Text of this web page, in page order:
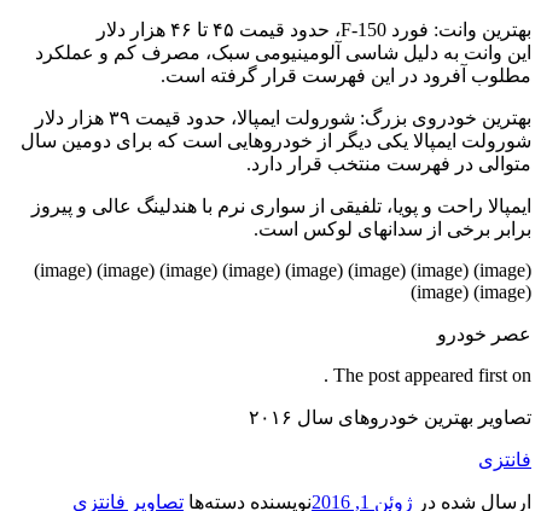
بهترین وانت: فورد F-150، حدود قیمت ۴۵ تا ۴۶ هزار دلار
این وانت به دلیل شاسی آلومینیومی سبک، مصرف کم و عملکرد
مطلوب آفرود در این فهرست قرار گرفته است.
بهترین خودروی بزرگ: شورولت ایمپالا، حدود قیمت ۳۹ هزار دلار
شورولت ایمپالا یکی دیگر از خودروهایی است که برای دومین سال
متوالی در فهرست منتخب قرار دارد.
ایمپالا راحت و پویا، تلفیقی از سواری نرم با هندلینگ عالی و پیروز
برابر برخی از سدانهای لوکس است.
(image) (image) (image) (image) (image) (image) (image) (image)
(image) (image)
عصر خودرو
The post appeared first on .
تصاویر بهترین خودروهای سال ۲۰۱۶
فانتزی
ارسال شده در ژوئن 1, 2016 نویسنده دسته‌ها تصاویر فانتزی